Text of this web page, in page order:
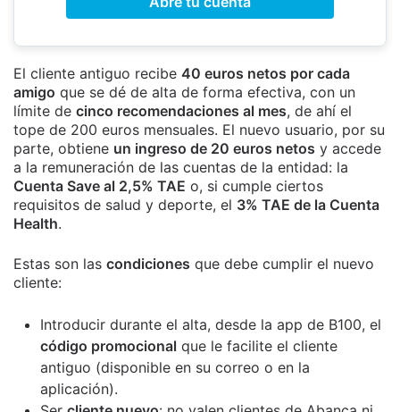
El cliente antiguo recibe 40 euros netos por cada
amigo que se dé de alta de forma efectiva, con un
límite de cinco recomendaciones al mes, de ahí el
tope de 200 euros mensuales. El nuevo usuario, por su
parte, obtiene un ingreso de 20 euros netos y accede
a la remuneración de las cuentas de la entidad: la
Cuenta Save al 2,5% TAE o, si cumple ciertos
requisitos de salud y deporte, el 3% TAE de la Cuenta
Health.
Estas son las condiciones que debe cumplir el nuevo
cliente:
Introducir durante el alta, desde la app de B100, el
código promocional que le facilite el cliente
antiguo (disponible en su correo o en la
aplicación).